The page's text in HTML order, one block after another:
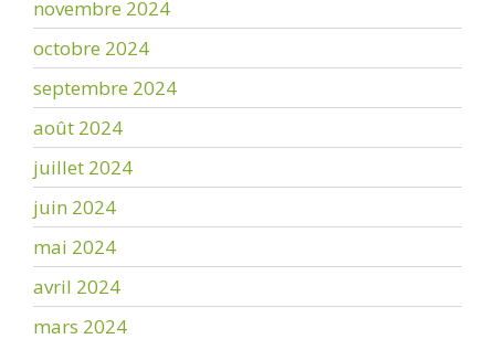
novembre 2024
octobre 2024
septembre 2024
août 2024
juillet 2024
juin 2024
mai 2024
avril 2024
mars 2024